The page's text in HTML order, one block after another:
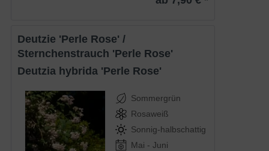
Deutzie 'Perle Rose' /
Sternchenstrauch 'Perle Rose'
Deutzia hybrida 'Perle Rose'
Sommergrün
Rosaweiß
Sonnig-halbschattig
Mai - Juni